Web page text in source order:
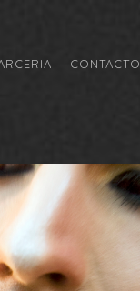
CONTACTO